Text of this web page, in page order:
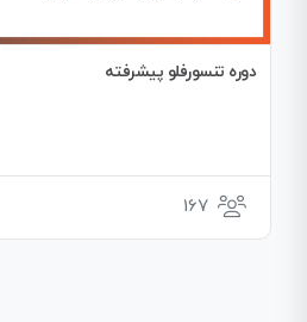
دوره تنسورفلو پیشرفته
167